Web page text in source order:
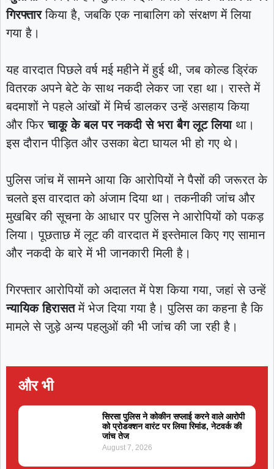
गिरफ्तारकिया है, जबकि एक नाबालिग को संरक्षण में लिया
गया है।
यह वारदात पिछले वर्ष मई महीने में हुई थी, जब कोल्ड ड्रिंक
वितरक अपने बेटे के साथ नकदी लेकर जा रहा था। रास्ते में
बदमाशों ने पहले आंखों में मिर्च डालकर उन्हें असहाय किया
और फिरचाकू के बल पर नकदी से भरा बैग लूट लियाथा।
इस दौरान पीड़ित और उसका बेटा घायल भी हो गए थे।
पुलिस जांच में सामने आया कि आरोपियों ने पैसों की जरूरत के
चलते इस वारदात को अंजाम दिया था। तकनीकी जांच और
मुखबिर की सूचना के आधार पर पुलिस ने आरोपियों को पकड़
लिया। पूछताछ में लूट की वारदात में इस्तेमाल किए गए सामान
और नकदी के बारे में भी जानकारी मिली है।
गिरफ्तार आरोपियों को अदालत में पेश किया गया, जहां से उन्हें
न्यायिक हिरासतमें भेज दिया गया है। पुलिस का कहना है कि
मामले से जुड़े अन्य पहलुओं की भी जांच की जा रही है।
और भी
सिरसा पुलिस ने कोकीन सप्लाई करने वाले आरोपी
को प्रोडक्शन वारंट पर लिया रिमांड, नेटवर्क की
जांच तेज
August 7, 2026